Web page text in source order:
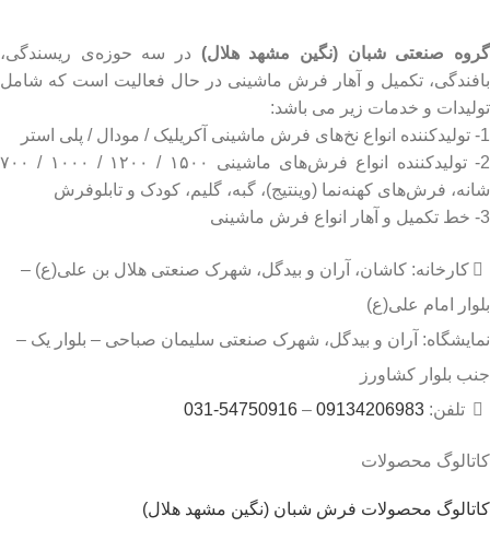
گروه صنعتی شبان (نگین مشهد هلال) در سه حوزه‌ی ریسندگی،
بافندگی، تکمیل و آهار فرش ماشینی در حال فعالیت است که شامل
تولیدات و خدمات زیر می باشد:
1- تولیدکننده انواع نخ‌های فرش ماشینی آکریلیک / مودال / پلی استر
2- تولیدکننده انواع فرش‌های ماشینی ۱۵۰۰ / ۱۲۰۰ / ۱۰۰۰ / ۷۰۰
شانه، فرش‌های کهنه‌نما (وینتیج)، گبه، گلیم، کودک و تابلوفرش
3- خط تکمیل و آهار انواع فرش ماشینی
کارخانه: کاشان، آران و بیدگل، شهرک صنعتی هلال بن علی(ع) –
بلوار امام علی(ع)
نمایشگاه: آران و بیدگل، شهرک صنعتی سلیمان صباحی – بلوار یک –
جنب بلوار کشاورز
تلفن: 09134206983
–
54750916-031
کاتالوگ محصولات
کاتالوگ محصولات فرش شبان (نگین مشهد هلال)